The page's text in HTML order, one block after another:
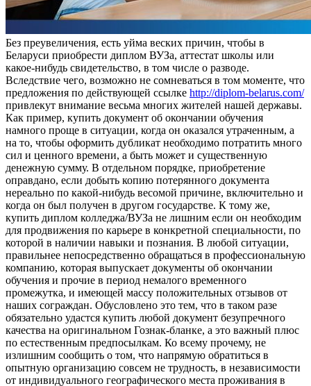
Бeз прeувeличeния, eсть уйма веских причин, чтобы в
Беларуси приобрести диплом ВУЗа, аттестат школы или
какое-нибудь свидетельство, в том числе о разводе.
Вследствие чего, возможно не сомневаться в том моменте, что
предложения по действующей ссылке http://diplom-belarus.com/
привлекут внимание весьма многих жителей нашей державы.
Как пример, купить документ об окончании обучения
намного проще в ситуации, когда он оказался утраченным, а
на то, чтобы оформить дубликат необходимо потратить много
сил и ценного времени, а быть может и существенную
денежную сумму. В отдельном порядке, приобретение
оправдано, если добыть копию потерянного документа
нереально по какой-нибудь весомой причине, включительно и
когда он был получен в другом государстве. К тому же,
купить диплом колледжа/ВУЗа не лишним если он необходим
для продвижения по карьере в конкретной специальности, по
которой в наличии навыки и познания. В любой ситуации,
правильнее непосредственно обращаться в профессиональную
компанию, которая выпускает документы об окончании
обучения и прочие в период немалого временного
промежутка, и имеющей массу положительных отзывов от
наших сограждан. Обусловлено это тем, что в таком разе
обязательно удастся купить любой документ безупречного
качества на оригинальном Гознак-бланке, а это важный плюс
по естественным предпосылкам. Ко всему прочему, не
излишним сообщить о том, что напрямую обратиться в
опытную организацию совсем не трудность, в независимости
от индивидуального географического места проживания в